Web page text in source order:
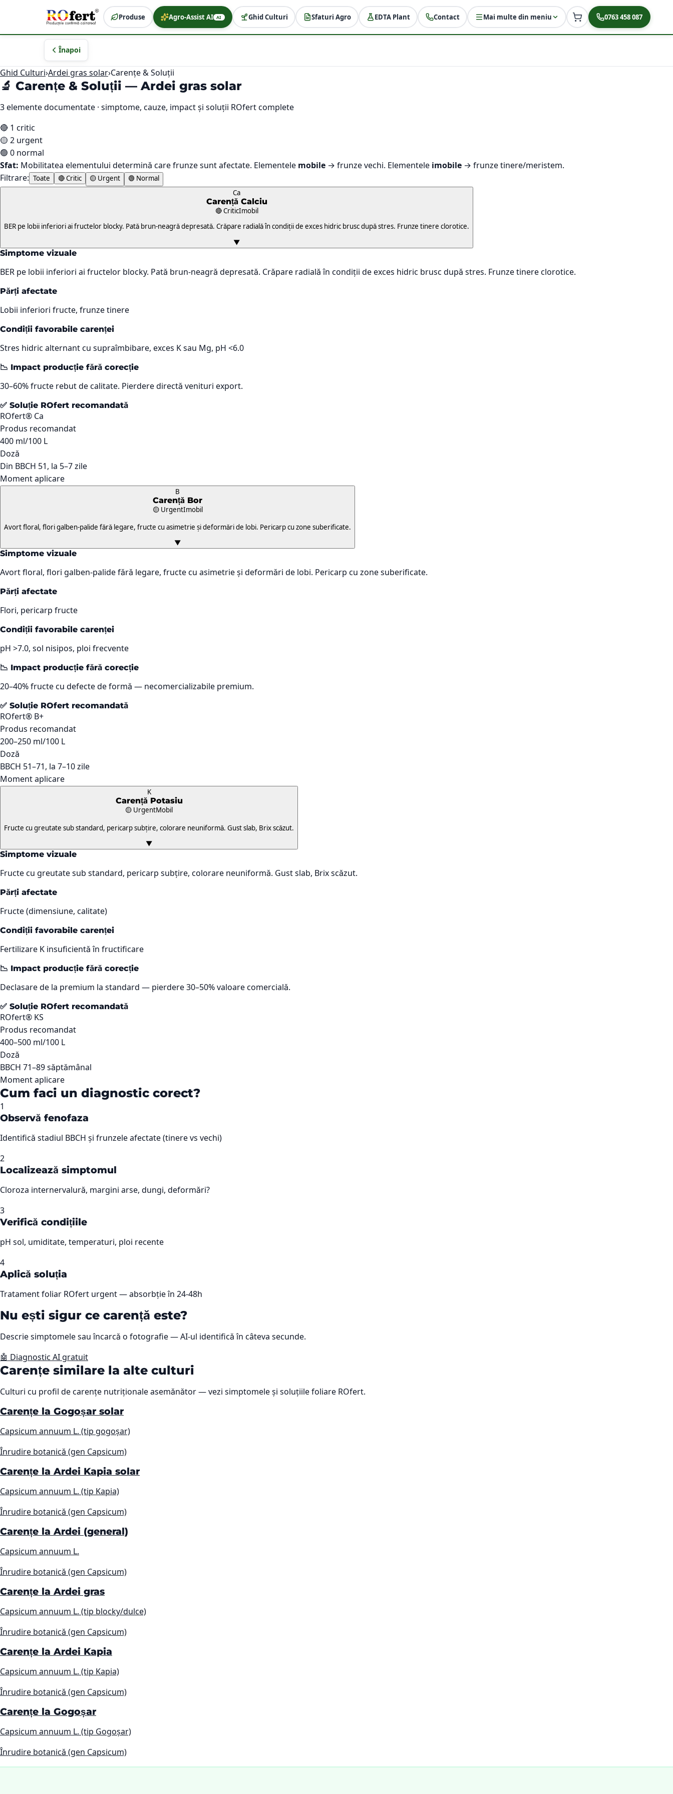
Produse Agro-Assist AI AI Ghid Culturi Sfaturi Agro EDTA Plant Contact Mai multe din meniu 0763 458 087
Înapoi
Ghid Culturi›Ardei gras solar›Carențe & Soluții
🔬 Carențe & Soluții —Ardei gras solar
3elemente documentate · simptome, cauze, impact și soluții ROfert complete
🔴 1 critic
🟡 2 urgent
🟢 0 normal
Sfat: Mobilitatea elementului determină care frunze sunt afectate. Elementele mobile → frunze vechi. Elementele imobile → frunze tinere/meristem.
Filtrare: Toate 🔴 Critic 🟡 Urgent
🟢 Normal
Ca
Carență Calciu
🔴 CriticImobil
BER pe lobii inferiori ai fructelor blocky. Pată brun-neagră depresată. Crăpare radială în condiții de exces hidric brusc după stres. Frunze tinere clorotice.
▼
Simptome vizuale
BER pe lobii inferiori ai fructelor blocky. Pată brun-neagră depresată. Crăpare radială în condiții de exces hidric brusc după stres. Frunze tinere clorotice.
Părți afectate
Lobii inferiori fructe, frunze tinere
Condiții favorabile carenței
Stres hidric alternant cu supraîmbibare, exces K sau Mg, pH <6.0
📉 Impact producție fără corecție
30–60% fructe rebut de calitate. Pierdere directă venituri export.
✅ Soluție ROfert recomandată
ROfert® Ca
Produs recomandat
400 ml/100 L
Doză
Din BBCH 51, la 5–7 zile
Moment aplicare
B
Carență Bor
🟡 UrgentImobil
Avort floral, flori galben-palide fără legare, fructe cu asimetrie și deformări de lobi. Pericarp cu zone suberificate.
▼
Simptome vizuale
Avort floral, flori galben-palide fără legare, fructe cu asimetrie și deformări de lobi. Pericarp cu zone suberificate.
Părți afectate
Flori, pericarp fructe
Condiții favorabile carenței
pH >7.0, sol nisipos, ploi frecvente
📉 Impact producție fără corecție
20–40% fructe cu defecte de formă — necomercializabile premium.
✅ Soluție ROfert recomandată
ROfert® B+
Produs recomandat
200–250 ml/100 L
Doză
BBCH 51–71, la 7–10 zile
Moment aplicare
K
Carență Potasiu
🟡 UrgentMobil
Fructe cu greutate sub standard, pericarp subțire, colorare neuniformă. Gust slab, Brix scăzut.
▼
Simptome vizuale
Fructe cu greutate sub standard, pericarp subțire, colorare neuniformă. Gust slab, Brix scăzut.
Părți afectate
Fructe (dimensiune, calitate)
Condiții favorabile carenței
Fertilizare K insuficientă în fructificare
📉 Impact producție fără corecție
Declasare de la premium la standard — pierdere 30–50% valoare comercială.
✅ Soluție ROfert recomandată
ROfert® KS
Produs recomandat
400–500 ml/100 L
Doză
BBCH 71–89 săptămânal
Moment aplicare
Cum faci un diagnostic corect?
1
Observă fenofaza
Identifică stadiul BBCH și frunzele afectate (tinere vs vechi)
2
Localizează simptomul
Cloroza internervalură, margini arse, dungi, deformări?
3
Verifică condițiile
pH sol, umiditate, temperaturi, ploi recente
4
Aplică soluția
Tratament foliar ROfert urgent — absorbție în 24-48h
Nu ești sigur ce carență este?
Descrie simptomele sau încarcă o fotografie — AI-ul identifică în câteva secunde.
🤖 Diagnostic AI gratuit
Carențe similare la alte culturi
Culturi cu profil de carențe nutriționale asemănător — vezi simptomele și soluțiile foliare ROfert.
Carențe la Gogoșar solar
Capsicum annuum L. (tip gogoșar)
Înrudire botanică (gen Capsicum)
Carențe la Ardei Kapia solar
Capsicum annuum L. (tip Kapia)
Înrudire botanică (gen Capsicum)
Carențe la Ardei (general)
Capsicum annuum L.
Înrudire botanică (gen Capsicum)
Carențe la Ardei gras
Capsicum annuum L. (tip blocky/dulce)
Înrudire botanică (gen Capsicum)
Carențe la Ardei Kapia
Capsicum annuum L. (tip Kapia)
Înrudire botanică (gen Capsicum)
Carențe la Gogoșar
Capsicum annuum L. (tip Gogoșar)
Înrudire botanică (gen Capsicum)